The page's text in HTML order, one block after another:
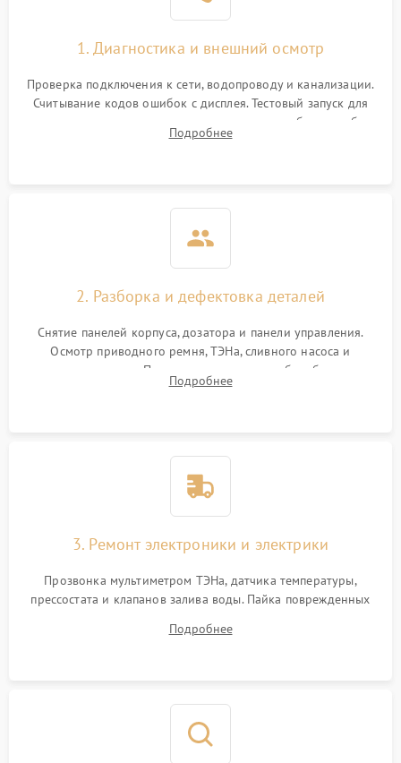
1. Диагностика и внешний осмотр
Проверка подключения к сети, водопроводу и канализации.
Считывание кодов ошибок с дисплея. Тестовый запуск для
выявления посторонних шумов, протечек или сбоев в работе
электронного модуля управления.
Подробнее
2. Разборка и дефектовка деталей
Снятие панелей корпуса, дозатора и панели управления.
Осмотр приводного ремня, ТЭНа, сливного насоса и
амортизаторов. Проверка подшипников барабана и
крестовины на износ, а манжеты люка на разрывы.
Подробнее
3. Ремонт электроники и электрики
Прозвонка мультиметром ТЭНа, датчика температуры,
прессостата и клапанов залива воды. Пайка поврежденных
Восстановление целостности проводки и контактов.
Подробнее